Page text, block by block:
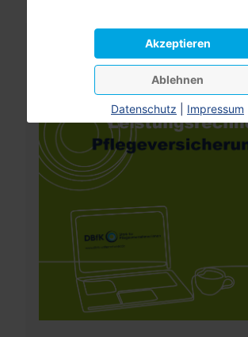
Leistungsrechner
Pflegeversicherung
Akzeptieren
Ablehnen
Datenschutz Impressum